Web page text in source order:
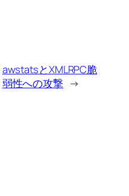
awstatsとXMLRPC脆
弱性への攻撃 →